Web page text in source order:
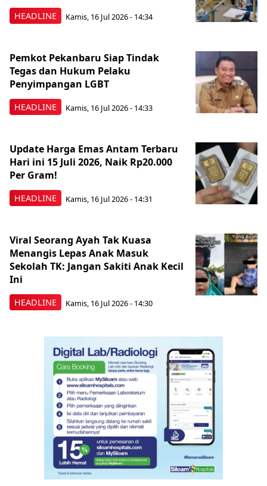
HEADLINE Kamis, 16 Jul 2026 - 14:34
HEADLINE
Pemkot Pekanbaru Siap Tindak
Tegas dan Hukum Pelaku
Penyimpangan LGBT
Kamis, 16 Jul 2026 - 14:33
HEADLINE
Update Harga Emas Antam Terbaru
Hari ini 15 Juli 2026, Naik Rp20.000
Per Gram!
Kamis, 16 Jul 2026 - 14:31
HEADLINE
Viral Seorang Ayah Tak Kuasa
Menangis Lepas Anak Masuk
Sekolah TK: Jangan Sakiti Anak Kecil
Ini
Kamis, 16 Jul 2026 - 14:30